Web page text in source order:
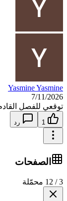
Yasmine Yasmine
7/11/2026
توقعي للفصل
1 رد
الصفحات
3 / 12 محمّلة